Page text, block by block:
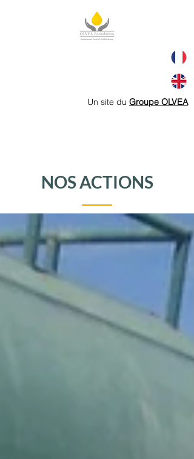
Un site du Groupe OLVEA
NOS ACTIONS